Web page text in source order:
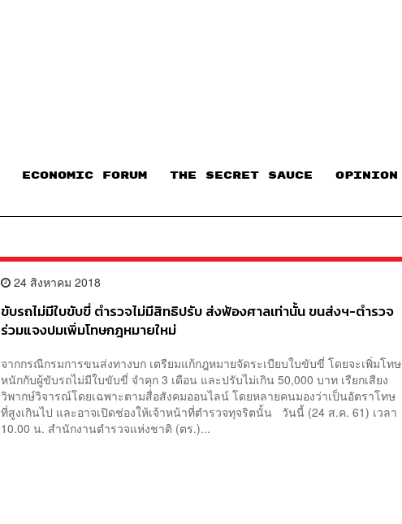
ECONOMIC FORUM THE SECRET SAUCE​ OPINION
24 สิงหาคม 2018
ขับรถไม่มีใบขับขี่ ตำรวจไม่มีสิทธิปรับ ส่งฟ้องศาลเท่านั้น ขนส่งฯ-ตำรวจ
ร่วมแจงปมเพิ่มโทษกฎหมายใหม่
จากกรณีกรมการขนส่งทางบก เตรียมแก้กฎหมายจัดระเบียบใบขับขี่ โดยจะเพิ่มโทษ
หนักกับผู้ขับรถไม่มีใบขับขี่ จำคุก 3 เดือน และปรับไม่เกิน 50,000 บาท เรียกเสียง
วิพากษ์วิจารณ์โดยเฉพาะตามสื่อสังคมออนไลน์ โดยหลายคนมองว่าเป็นอัตราโทษ
ที่สูงเกินไป และอาจเปิดช่องให้เจ้าหน้าที่ตำรวจทุจริตนั้น วันนี้ (24 ส.ค. 61) เวลา
10.00 น. สำนักงานตำรวจแห่งชาติ (ตร.)...